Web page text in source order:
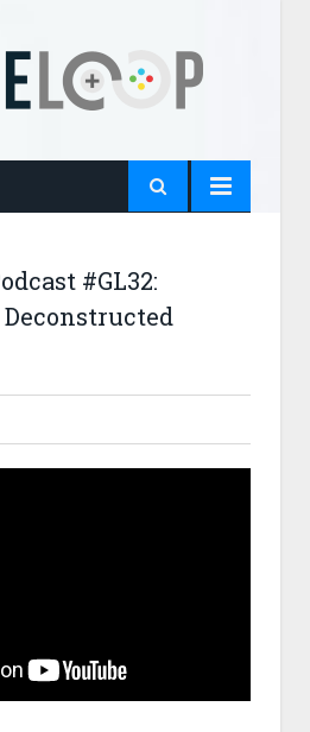
#GL32:
Deconstructed